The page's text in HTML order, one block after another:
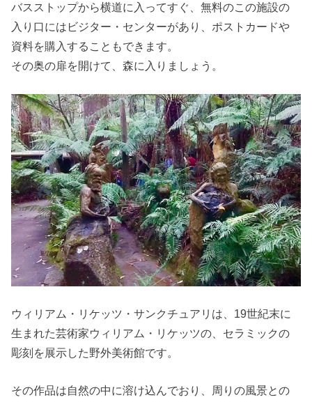
バスストップから横道に入ってすぐ、無料のこの施設の
入り口にはビジター・センターがあり、ポストカードや
資料を購入することもできます。
その奥の扉を開けて、森に入りましょう。
ウィリアム・リケッツ・サンクチュアリは、19世紀末に
生まれた芸術家ウィリアム・リケッツの、セラミックの
彫刻を展示した野外美術館です。
その作品は自然の中に溶け込んでおり、周りの風景との